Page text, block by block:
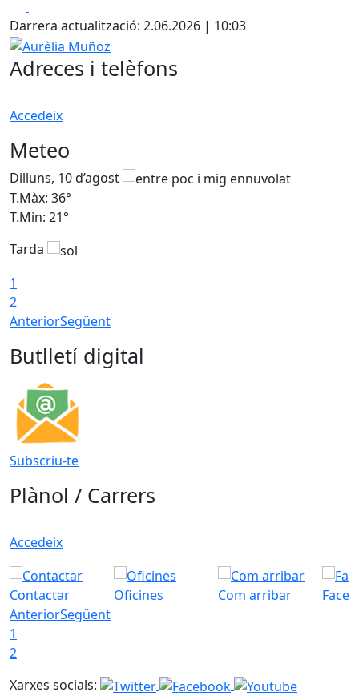
Darrera actualització: 2.06.2026 | 10:03
Aurèlia Muñoz
Adreces i telèfons
Accedeix
Meteo
Dilluns, 10 d’agost
T.Màx: 36°
T.Min: 21°
Tarda
1
2
AnteriorSegüent
Butlletí digital
Subscriu-te
Plànol / Carrers
Accedeix
Contactar Oficines Com arribar
AnteriorSegüent
1
2
Xarxes socials: